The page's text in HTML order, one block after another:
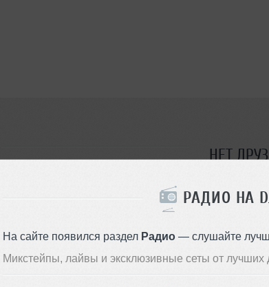
РАДИО НА
На сайте появился раздел Радио— слушайте
Микстейпы, лайвы и эксклюзивные сеты от лучших
НЕТ